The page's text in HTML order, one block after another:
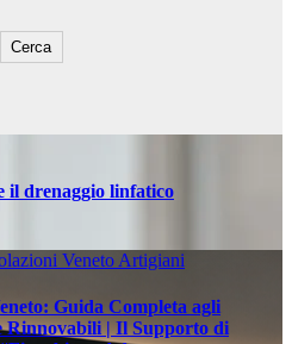
Cerca
il drenaggio linfatico
Veneto Artigiani
Guida Completa agli
Rinnovabili | Il Supporto di